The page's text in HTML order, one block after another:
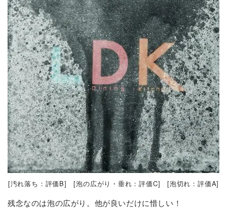
[汚れ落ち：評価B] [泡の広がり・垂れ：評価C] [泡切れ：評価A]
残念なのは泡の広がり。他が良いだけに惜しい！